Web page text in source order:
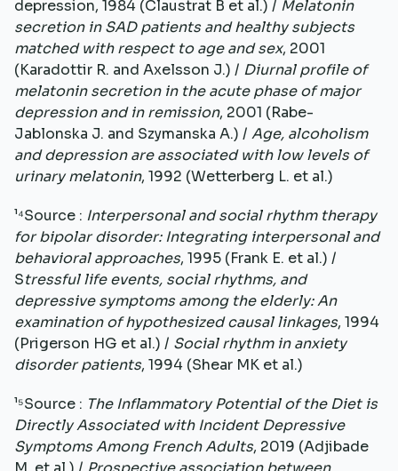
depression, 1984 (Claustrat B et al.) / Melatonin
secretion in SAD patients and healthy subjects
matched with respect to age and sex, 2001
(Karadottir R. and Axelsson J.) / Diurnal profile of
melatonin secretion in the acute phase of major
depression and in remission, 2001 (Rabe-
Jablonska J. and Szymanska A.) / Age, alcoholism
and depression are associated with low levels of
urinary melatonin, 1992 (Wetterberg L. et al.)
¹⁴Source : Interpersonal and social rhythm therapy
for bipolar disorder: Integrating interpersonal and
behavioral approaches, 1995 (Frank E. et al.) /
Stressful life events, social rhythms, and
depressive symptoms among the elderly: An
examination of hypothesized causal linkages, 1994
(Prigerson HG et al.) / Social rhythm in anxiety
disorder patients, 1994 (Shear MK et al.)
¹⁵Source : The Inflammatory Potential of the Diet is
Directly Associated with Incident Depressive
Symptoms Among French Adults, 2019 (Adjibade